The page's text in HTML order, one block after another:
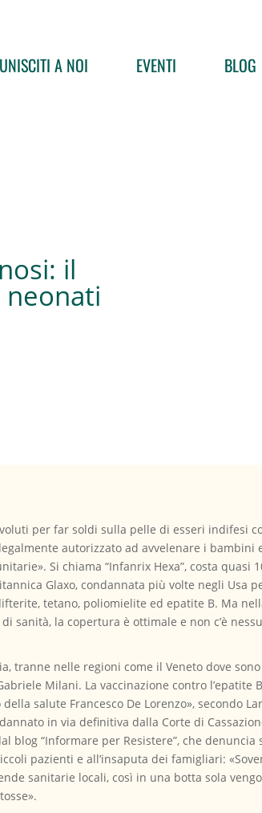
UNISCITI A NOI EVENTI BLOG
il
neonati
per far soldi sulla pelle di esseri indifesi
autorizzato ad avvelenare i
Si chiama “Infanrix Hexa”, costa quasi
Glaxo, condannata più volte negli Usa
tetano, poliomielite ed epatite B. Ma
sanità, la copertura è ottimale e non c’è
tranne nelle regioni come il Veneto dove
Milani. La vaccinazione contro l’epatite
salute Francesco De Lorenzo», secondo
in via definitiva dalla Corte di
blog “Informare per Resistere”, che
pazienti e all’insaputa dei famigliari:
sanitarie locali, così in una botta sola